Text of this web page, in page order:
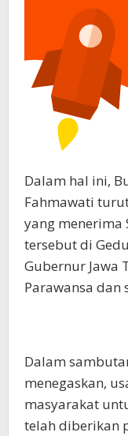
Dalam hal ini,
Fahmawati
yang menerima
tersebut di
Gubernur Jawa
Parawansa dan
Dalam
menegaskan,
masyarakat
telah diberikan